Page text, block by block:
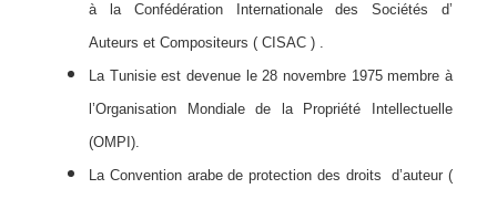
à la Confédération Internationale des Sociétés d’
Auteurs et Compositeurs ( CISAC ) .
La Tunisie est devenue le 28 novembre 1975 membre à
l’Organisation Mondiale de la Propriété Intellectuelle
(OMPI).
La Convention arabe de protection des droits d’auteur (